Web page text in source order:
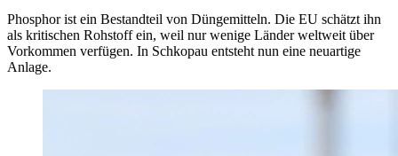
Phosphor ist ein Bestandteil von Düngemitteln. Die EU schätzt ihn
als kritischen Rohstoff ein, weil nur wenige Länder weltweit über
Vorkommen verfügen. In Schkopau entsteht nun eine neuartige
Anlage.